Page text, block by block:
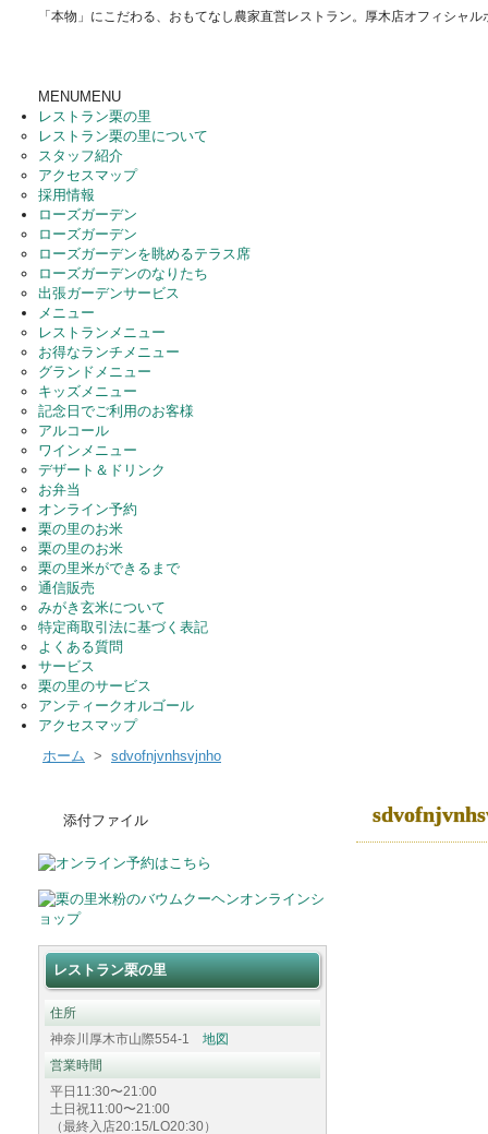
「本物」にこだわる、おもてなし農家直営レストラン。厚木店オフィシャル
MENUMENU
レストラン栗の里
レストラン栗の里について
スタッフ紹介
アクセスマップ
採用情報
ローズガーデン
ローズガーデン
ローズガーデンを眺めるテラス席
ローズガーデンのなりたち
出張ガーデンサービス
メニュー
レストランメニュー
お得なランチメニュー
グランドメニュー
キッズメニュー
記念日でご利用のお客様
アルコール
ワインメニュー
デザート＆ドリンク
お弁当
オンライン予約
栗の里のお米
栗の里のお米
栗の里米ができるまで
通信販売
みがき玄米について
特定商取引法に基づく表記
よくある質問
サービス
栗の里のサービス
アンティークオルゴール
アクセスマップ
ホーム > sdvofnjvnhsvjnho
添付ファイル
レストラン栗の里
住所
神奈川厚木市山際554-1 地図
営業時間
平日11:30〜21:00
土日祝11:00〜21:00
（最終入店20:15/LO20:30）